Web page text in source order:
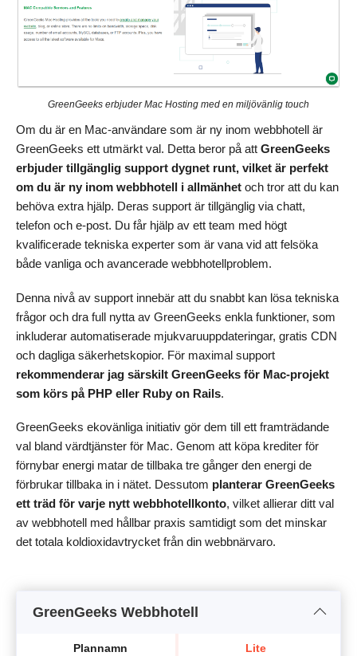
GreenGeeks erbjuder Mac Hosting med en miljövänlig touch
Om du är en Mac-användare som är ny inom webbhotell är
GreenGeeks ett utmärkt val. Detta beror på att GreenGeeks
erbjuder tillgänglig support dygnet runt, vilket är perfekt
om du är ny inom webbhotell i allmänhet och tror att du kan
behöva extra hjälp. Deras support är tillgänglig via chatt,
telefon och e-post. Du får hjälp av ett team med högt
kvalificerade tekniska experter som är vana vid att felsöka
både vanliga och avancerade webbhotellproblem.
Denna nivå av support innebär att du snabbt kan lösa tekniska
frågor och dra full nytta av GreenGeeks enkla funktioner, som
inkluderar automatiserade mjukvaruuppdateringar, gratis CDN
och dagliga säkerhetskopior. För maximal support
rekommenderar jag särskilt GreenGeeks för Mac-projekt
som körs på PHP eller Ruby on Rails.
GreenGeeks ekovänliga initiativ gör dem till ett framträdande
val bland värdtjänster för Mac. Genom att köpa krediter för
förnybar energi matar de tillbaka tre gånger den energi de
förbrukar tillbaka in i nätet. Dessutom planterar GreenGeeks
ett träd för varje nytt webbhotellkonto, vilket allierar ditt val
av webbhotell med hållbar praxis samtidigt som det minskar
det totala koldioxidavtrycket från din webbnärvaro.
GreenGeeks Webbhotell
Plannamn Lite